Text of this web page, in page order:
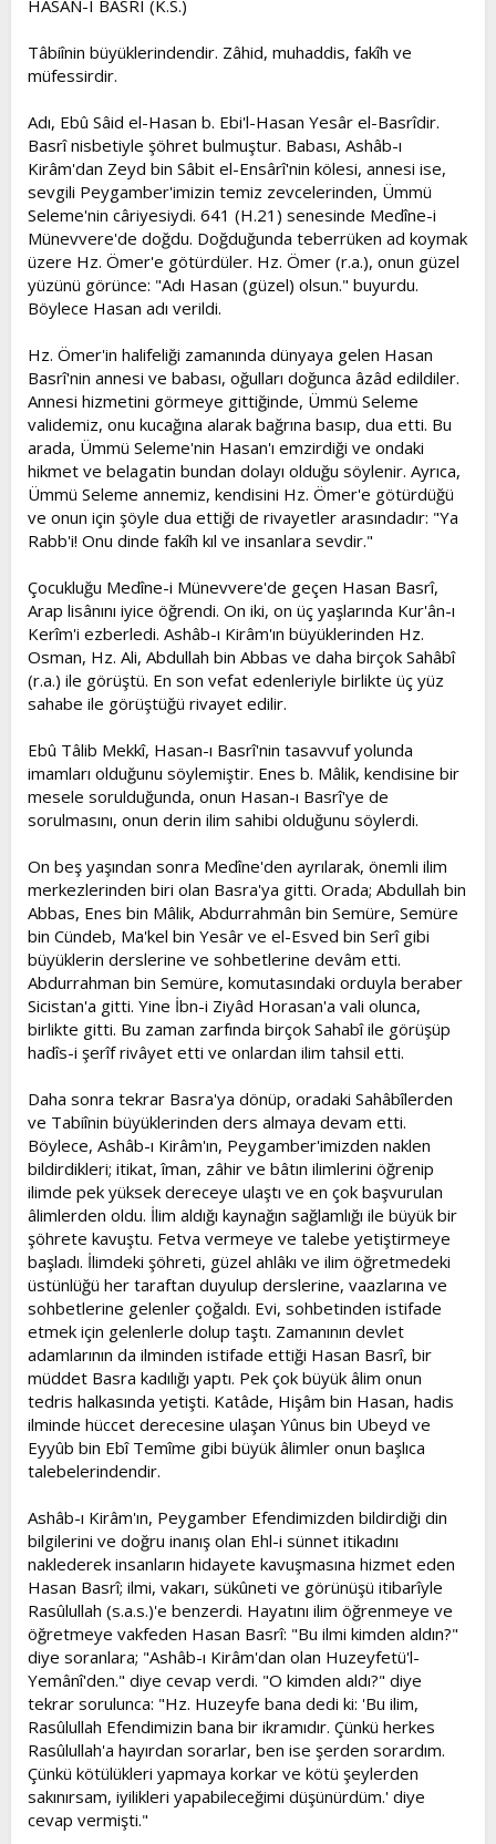
n
i
i
HASAN-I BASRÎ (K.S.)
Tâbiînin büyüklerindendir. Zâhid, muhaddis, fakîh ve
müfessirdir.
Adı, Ebû Sâid el-Hasan b. Ebi'l-Hasan Yesâr el-Basrîdir.
Basrî nisbetiyle şöhret bulmuştur. Babası, Ashâb-ı
Kirâm'dan Zeyd bin Sâbit el-Ensârî'nin kölesi, annesi ise,
sevgili Peygamber'imizin temiz zevcelerinden, Ümmü
Seleme'nin câriyesiydi. 641 (H.21) senesinde Medîne-i
Münevvere'de doğdu. Doğduğunda teberrüken ad koymak
üzere Hz. Ömer'e götürdüler. Hz. Ömer (r.a.), onun güzel
yüzünü görünce: "Adı Hasan (güzel) olsun." buyurdu.
Böylece Hasan adı verildi.
Hz. Ömer'in halifeliği zamanında dünyaya gelen Hasan
Basrî'nin annesi ve babası, oğulları doğunca âzâd edildiler.
Annesi hizmetini görmeye gittiğinde, Ümmü Seleme
validemiz, onu kucağına alarak bağrına basıp, dua etti. Bu
arada, Ümmü Seleme'nin Hasan'ı emzirdiği ve ondaki
hikmet ve belagatin bundan dolayı olduğu söylenir. Ayrıca,
Ümmü Seleme annemiz, kendisini Hz. Ömer'e götürdüğü
ve onun için şöyle dua ettiği de rivayetler arasındadır: "Ya
Rabb'i! Onu dinde fakîh kıl ve insanlara sevdir."
Çocukluğu Medîne-i Münevvere'de geçen Hasan Basrî,
Arap lisânını iyice öğrendi. On iki, on üç yaşlarında Kur'ân-ı
Kerîm'i ezberledi. Ashâb-ı Kirâm'ın büyüklerinden Hz.
Osman, Hz. Ali, Abdullah bin Abbas ve daha birçok Sahâbî
(r.a.) ile görüştü. En son vefat edenleriyle birlikte üç yüz
sahabe ile görüştüğü rivayet edilir.
Ebû Tâlib Mekkî, Hasan-ı Basrî'nin tasavvuf yolunda
imamları olduğunu söylemiştir. Enes b. Mâlik, kendisine bir
mesele sorulduğunda, onun Hasan-ı Basrî'ye de
sorulmasını, onun derin ilim sahibi olduğunu söylerdi.
On beş yaşından sonra Medîne'den ayrılarak, önemli ilim
merkezlerinden biri olan Basra'ya gitti. Orada; Abdullah bin
Abbas, Enes bin Mâlik, Abdurrahmân bin Semüre, Semüre
bin Cündeb, Ma'kel bin Yesâr ve el-Esved bin Serî gibi
büyüklerin derslerine ve sohbetlerine devâm etti.
Abdurrahman bin Semüre, komutasındaki orduyla beraber
Sicistan'a gitti. Yine İbn-i Ziyâd Horasan'a vali olunca,
birlikte gitti. Bu zaman zarfında birçok Sahabî ile görüşüp
hadîs-i şerîf rivâyet etti ve onlardan ilim tahsil etti.
Daha sonra tekrar Basra'ya dönüp, oradaki Sahâbîlerden
ve Tabiînin büyüklerinden ders almaya devam etti.
Böylece, Ashâb-ı Kirâm'ın, Peygamber'imizden naklen
bildirdikleri; itikat, îman, zâhir ve bâtın ilimlerini öğrenip
ilimde pek yüksek dereceye ulaştı ve en çok başvurulan
âlimlerden oldu. İlim aldığı kaynağın sağlamlığı ile büyük bir
şöhrete kavuştu. Fetva vermeye ve talebe yetiştirmeye
başladı. İlimdeki şöhreti, güzel ahlâkı ve ilim öğretmedeki
üstünlüğü her taraftan duyulup derslerine, vaazlarına ve
sohbetlerine gelenler çoğaldı. Evi, sohbetinden istifade
etmek için gelenlerle dolup taştı. Zamanının devlet
adamlarının da ilminden istifade ettiği Hasan Basrî, bir
müddet Basra kadılığı yaptı. Pek çok büyük âlim onun
tedris halkasında yetişti. Katâde, Hişâm bin Hasan, hadis
ilminde hüccet derecesine ulaşan Yûnus bin Ubeyd ve
Eyyûb bin Ebî Temîme gibi büyük âlimler onun başlıca
talebelerindendir.
Ashâb-ı Kirâm'ın, Peygamber Efendimizden bildirdiği din
bilgilerini ve doğru inanış olan Ehl-i sünnet itikadını
naklederek insanların hidayete kavuşmasına hizmet eden
Hasan Basrî; ilmi, vakarı, sükûneti ve görünüşü itibarîyle
Rasûlullah (s.a.s.)'e benzerdi. Hayatını ilim öğrenmeye ve
öğretmeye vakfeden Hasan Basrî: "Bu ilmi kimden aldın?"
diye soranlara; "Ashâb-ı Kirâm'dan olan Huzeyfetü'l-
Yemânî'den." diye cevap verdi. "O kimden aldı?" diye
tekrar sorulunca: "Hz. Huzeyfe bana dedi ki: 'Bu ilim,
Rasûlullah Efendimizin bana bir ikramıdır. Çünkü herkes
Rasûlullah'a hayırdan sorarlar, ben ise şerden sorardım.
Çünkü kötülükleri yapmaya korkar ve kötü şeylerden
sakınırsam, iyilikleri yapabileceğimi düşünürdüm.' diye
cevap vermişti."